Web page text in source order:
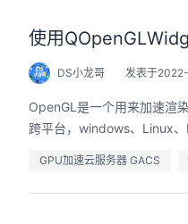
使用
DS小龙哥 发表于
OpenGL是一个用来加速渲染
跨平台，windows、Linux
GPU加速云服务器 GACS